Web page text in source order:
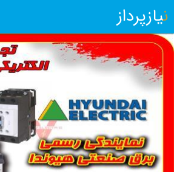
نیازپرداز